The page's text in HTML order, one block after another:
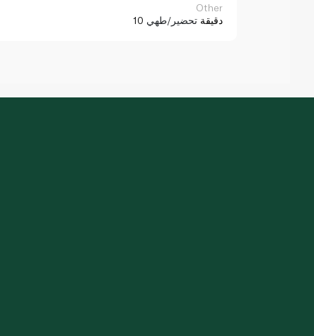
Other
10 دقيقة تحضير/طهي